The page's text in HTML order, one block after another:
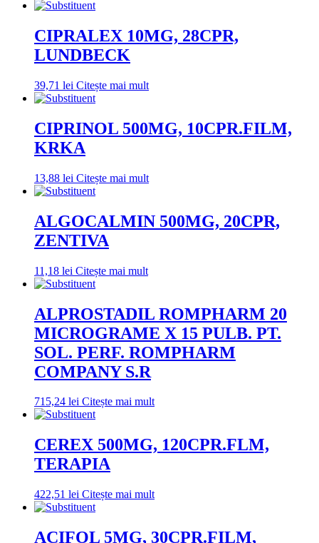
CIPRALEX 10MG, 28CPR,
LUNDBECK
39,71 lei Citește mai mult
CIPRINOL 500MG, 10CPR.FILM,
KRKA
13,88 lei Citește mai mult
ALGOCALMIN 500MG, 20CPR,
ZENTIVA
11,18 lei Citește mai mult
ALPROSTADIL ROMPHARM 20
MICROGRAME X 15 PULB. PT.
SOL. PERF. ROMPHARM
COMPANY S.R
715,24 lei Citește mai mult
CEREX 500MG, 120CPR.FLM,
TERAPIA
422,51 lei Citește mai mult
ACIFOL 5MG, 30CPR.FILM,